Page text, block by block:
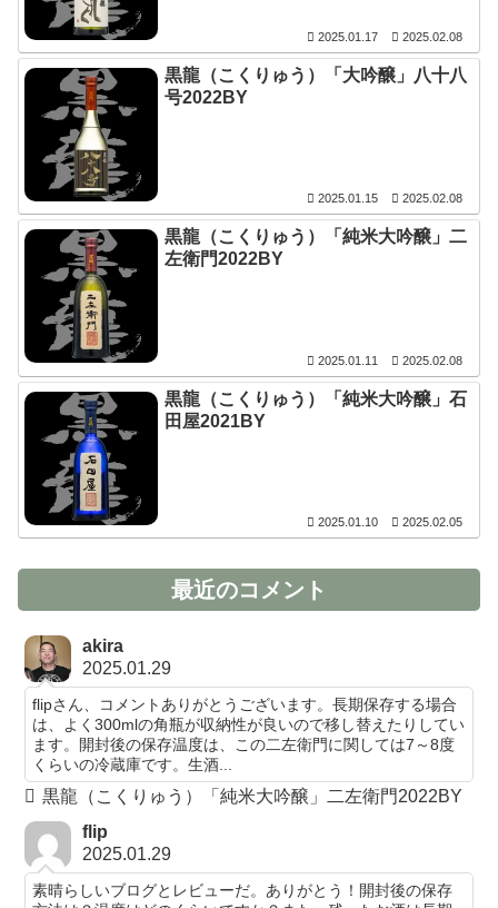
2025.01.17 2025.02.08
黒龍（こくりゅう）「大吟醸」八十八
号2022BY
2025.01.15 2025.02.08
黒龍（こくりゅう）「純米大吟醸」二
左衛門2022BY
2025.01.11 2025.02.08
黒龍（こくりゅう）「純米大吟醸」石
田屋2021BY
2025.01.10 2025.02.05
最近のコメント
akira
2025.01.29
flipさん、コメントありがとうございます。長期保存する場合
は、よく300mlの角瓶が収納性が良いので移し替えたりしてい
ます。開封後の保存温度は、この二左衛門に関しては7～8度
くらいの冷蔵庫です。生酒...
黒龍（こくりゅう）「純米大吟醸」二左衛門2022BY
flip
2025.01.29
素晴らしいブログとレビューだ。ありがとう！開封後の保存